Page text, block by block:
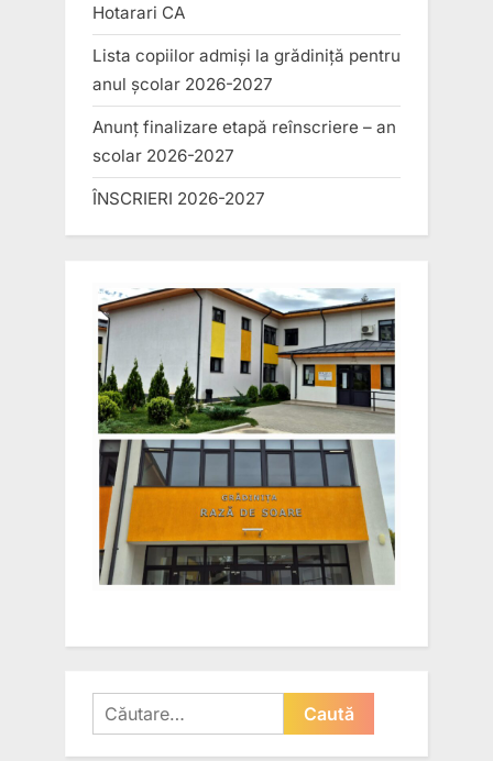
Hotarari CA
Lista copiilor admiși la grădiniță pentru
anul școlar 2026-2027
Anunț finalizare etapă reînscriere – an
scolar 2026-2027
ÎNSCRIERI 2026-2027
Caută
după: